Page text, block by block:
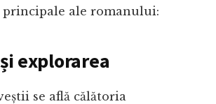
principale ale romanului:
explorarea
se află călătoria